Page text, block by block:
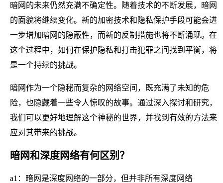
暗网的未来仍然充满不确定性。随着技术的不断发展，暗网
的面貌将继续变化。新的加密技术和隐私保护手段可能会进
一步增加暗网的隐蔽性，而新的反制措施也将不断涌现。在
这个过程中，如何在保护隐私和打击犯罪之间找到平衡，将
是一个持续的挑战。
暗网作为一个隐秘而复杂的网络空间，既充满了未知的危
险，也隐藏着一些令人惊叹的故事。通过深入探讨和研究，
我们可以更好地理解这个神秘的世界，并找到有效的方法来
应对其带来的挑战。
暗网和深度网络有何区别？
a1：暗网是深度网络的一部分，但并非所有深度网络